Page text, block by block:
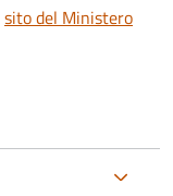
sito del Ministero